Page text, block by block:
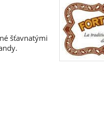
šťavnatými